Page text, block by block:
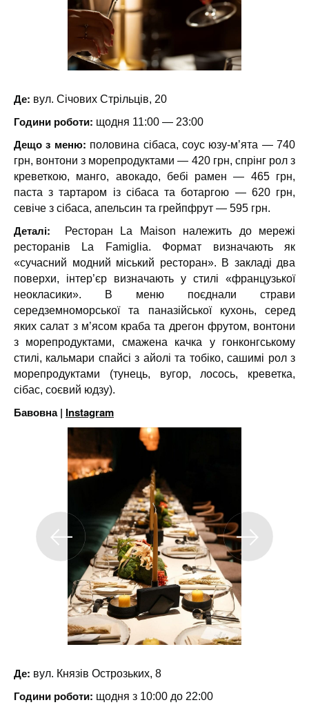
Де: вул. Січових Стрільців, 20
Години роботи: щодня 11:00 — 23:00
Дещо з меню: половина сібаса, соус юзу-мʼята — 740
грн, вонтони з морепродуктами — 420 грн, спрінг рол з
креветкою, манго, авокадо, бебі рамен — 465 грн,
паста з тартаром із сібаса та ботаргою — 620 грн,
севіче з сібаса, апельсин та грейпфрут — 595 грн.
Деталі:
Ресторан La Maison належить до мережі
ресторанів La Famiglia. Формат визначають як
«сучасний модний міський ресторан». В закладі два
поверхи, інтер’єр визначають у стилі «французької
неокласики». В меню поєднали страви
середземноморської та паназійської кухонь, серед
яких салат з м’ясом краба та дрегон фрутом, вонтони
з морепродуктами, смажена качка у гонконгському
стилі, кальмари спайсі з айолі та тобіко, сашимі рол з
морепродуктами (тунець, вугор, лосось, креветка,
сібас, соєвий юдзу).
Бавовна | Instagram
Де: вул. Князів Острозьких, 8
Години роботи: щодня з 10:00 до 22:00